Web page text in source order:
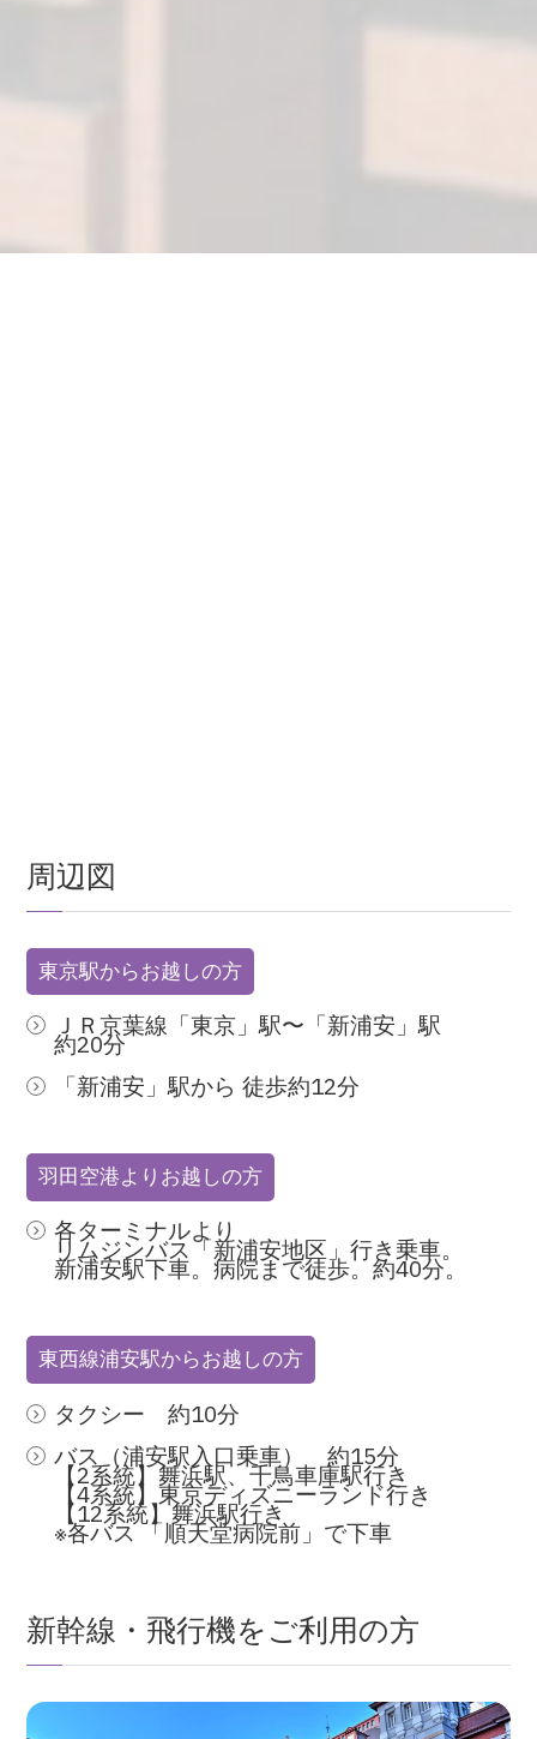
周辺図
東京駅からお越しの方
ＪＲ京葉線「東京」駅〜「新浦安」駅
約20分
「新浦安」駅から 徒歩約12分
羽田空港よりお越しの方
各ターミナルより
リムジンバス「新浦安地区」行き乗車。
新浦安駅下車。病院まで徒歩。約40分。
東西線浦安駅からお越しの方
タクシー 約10分
バス（浦安駅入口乗車） 約15分
【2系統】舞浜駅、千鳥車庫駅行き
【4系統】東京ディズニーランド行き
【12系統】舞浜駅行き
※各バス 「順天堂病院前」で下車
新幹線・飛行機をご利用の方